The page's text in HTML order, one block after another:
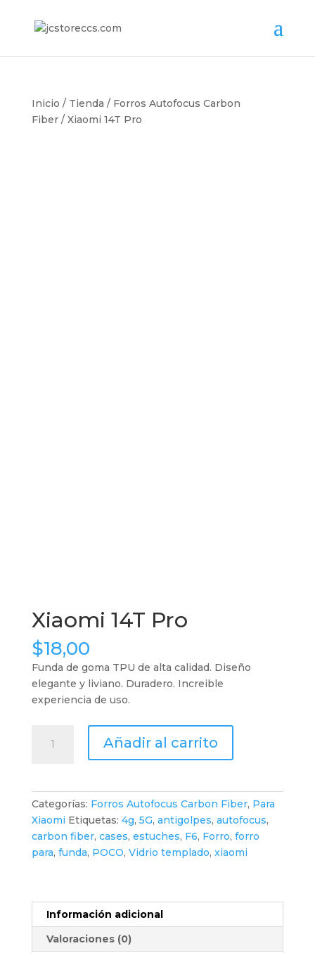
Inicio / Tienda / Forros Autofocus Carbon
Fiber/ Xiaomi 14T Pro
Xiaomi 14T Pro
$18,00
Funda de goma TPU de alta calidad. Diseño
elegante y liviano. Duradero. Increible
experiencia de uso.
Añadir al carrito
Categorías: Forros Autofocus Carbon Fiber, Para
Xiaomi Etiquetas: 4g, 5G, antigolpes, autofocus,
carbon fiber, cases, estuches, F6, Forro, forro
para, funda, POCO, Vidrio templado, xiaomi
Información adicional
Valoraciones (0)